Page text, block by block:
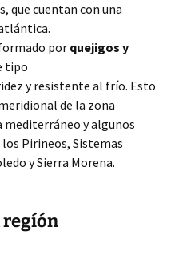
que cuentan con una
por quejigos y
tipo
y resistente al frío. Esto
de la zona
y algunos
Pirineos, Sistemas
y Sierra Morena.
regíón